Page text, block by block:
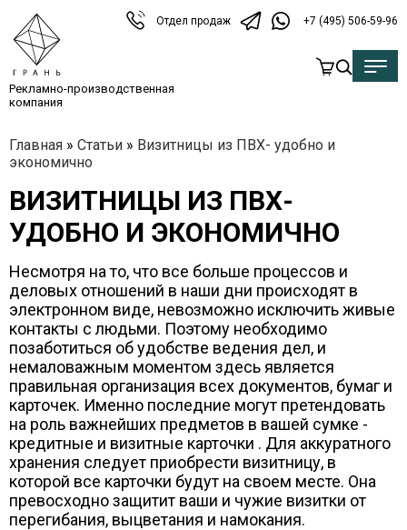
Отдел продаж +7 (495) 506-59-96
Рекламно-производственная
компания
Главная » Статьи » Визитницы из ПВХ- удобно и
экономично
ВИЗИТНИЦЫ ИЗ ПВХ-
УДОБНО И ЭКОНОМИЧНО
Несмотря на то, что все больше процессов и
деловых отношений в наши дни происходят в
электронном виде, невозможно исключить живые
контакты с людьми. Поэтому необходимо
позаботиться об удобстве ведения дел, и
немаловажным моментом здесь является
правильная организация всех документов, бумаг и
карточек. Именно последние могут претендовать
на роль важнейших предметов в вашей сумке -
кредитные и визитные карточки . Для аккуратного
хранения следует приобрести визитницу, в
которой все карточки будут на своем месте. Она
превосходно защитит ваши и чужие визитки от
перегибания, выцветания и намокания.